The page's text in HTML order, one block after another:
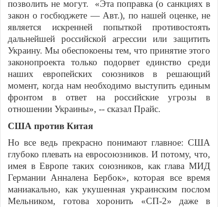
позволить не могут. «Эта поправка (о санкциях в
закон о госбюджете — Авт.), по нашей оценке, не
является искренней попыткой противостоять
дальнейшей российской агрессии или защитить
Украину. Мы обеспокоены тем, что принятие этого
законопроекта только подорвет единство среди
наших европейских союзников в решающий
момент, когда нам необходимо выступить единым
фронтом в ответ на российские угрозы в
отношении Украины», -- сказал Прайс.
США против Китая
Но все ведь прекрасно понимают главное: США
глубоко плевать на евросоюзников. И потому, что,
имея в Европе таких союзников, как глава МИД
Германии Анналена Бербок», которая все время
маниакально, как укушенная украинским послом
Мельником, готова хоронить «СП-2» даже в